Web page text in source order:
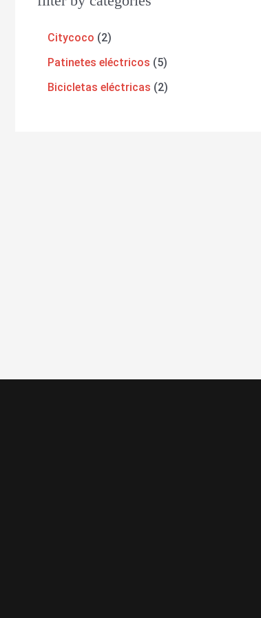
Citycoco 2
Patinetes eléctricos 5
Bicicletas eléctricas 2